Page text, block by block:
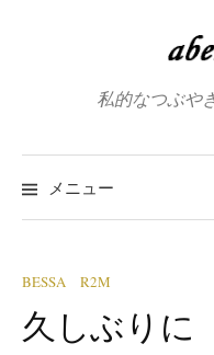
へ
ス
キ
プ
私的なつぶや
メニュー
BESSA R2M
久しぶりに